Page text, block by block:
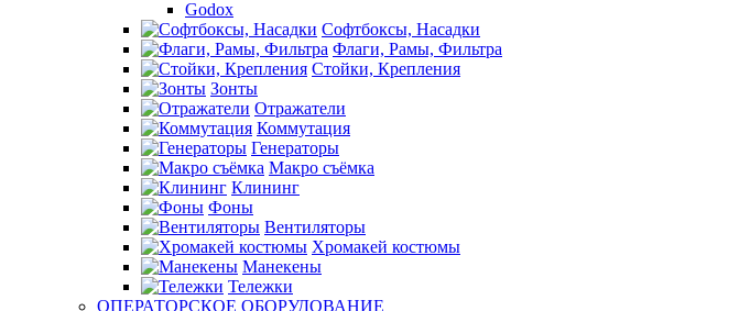
Godox
Софтбоксы, Насадки
Флаги, Рамы, Фильтра
Стойки, Крепления
Зонты
Отражатели
Коммутация
Генераторы
Макро съёмка
Клининг
Фоны
Вентиляторы
Хромакей костюмы
Манекены
Тележки
ОПЕРАТОРСКОЕ ОБОРУДОВАНИЕ